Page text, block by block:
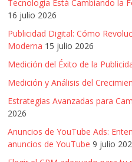
en
Latina
Una
mirada
estratégica
y
del
Tecnología Está Cambiando la
16 julio 2026
Publicidad Digital: Cómo
Moderna 15 julio 2026
Medición del Éxito de la
Medición y Análisis del
Estrategias Avanzadas para
2026
Anuncios de YouTube Ads:
anuncios de YouTube 9 julio